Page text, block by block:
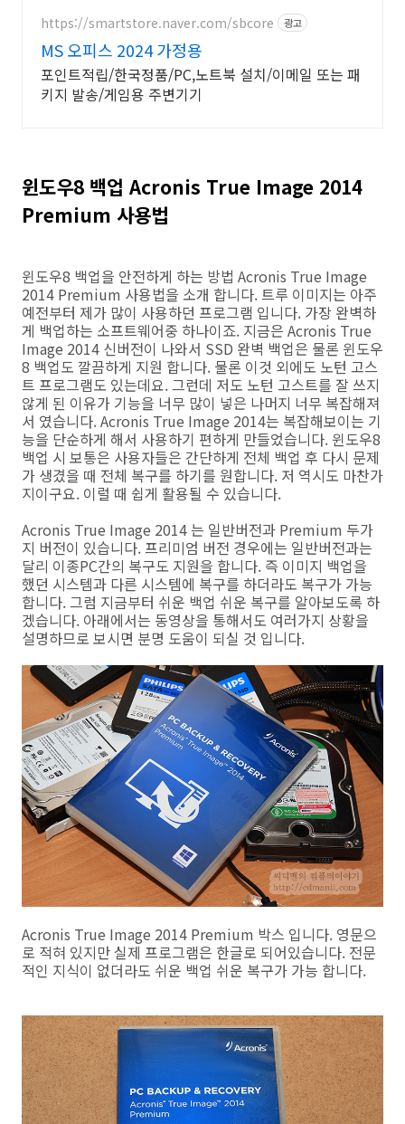
https://smartstore.naver.com/sbcore 광고
MS 오피스 2024 가정용
포인트적립/한국정품/PC,노트북 설치/이메일 또는 패
키지 발송/게임용 주변기기
윈도우8 백업 Acronis True Image 2014
Premium 사용법
윈도우8 백업을 안전하게 하는 방법 Acronis True Image
2014 Premium 사용법을 소개 합니다. 트루 이미지는 아주
예전부터 제가 많이 사용하던 프로그램 입니다. 가장 완벽하
게 백업하는 소프트웨어중 하나이죠. 지금은 Acronis True
Image 2014 신버전이 나와서 SSD 완벽 백업은 물론 윈도우
8 백업도 깔끔하게 지원 합니다. 물론 이것 외에도 노턴 고스
트 프로그램도 있는데요. 그런데 저도 노턴 고스트를 잘 쓰지
않게 된 이유가 기능을 너무 많이 넣은 나머지 너무 복잡해져
서 였습니다. Acronis True Image 2014는 복잡해보이는 기
능을 단순하게 해서 사용하기 편하게 만들었습니다. 윈도우8
백업 시 보통은 사용자들은 간단하게 전체 백업 후 다시 문제
가 생겼을 때 전체 복구를 하기를 원합니다. 저 역시도 마찬가
지이구요. 이럴 때 쉽게 활용될 수 있습니다.
Acronis True Image 2014 는 일반버전과 Premium 두가
지 버전이 있습니다. 프리미엄 버전 경우에는 일반버전과는
달리 이종PC간의 복구도 지원을 합니다. 즉 이미지 백업을
했던 시스템과 다른 시스템에 복구를 하더라도 복구가 가능
합니다. 그럼 지금부터 쉬운 백업 쉬운 복구를 알아보도록 하
겠습니다. 아래에서는 동영상을 통해서도 여러가지 상황을
설명하므로 보시면 분명 도움이 되실 것 입니다.
Acronis True Image 2014 Premium 박스 입니다. 영문으
로 적혀 있지만 실제 프로그램은 한글로 되어있습니다. 전문
적인 지식이 없더라도 쉬운 백업 쉬운 복구가 가능 합니다.